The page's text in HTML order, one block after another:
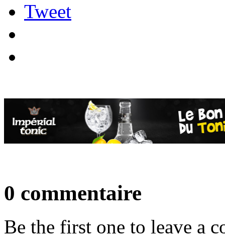
Tweet
0 commentaire
Be the first one to leave a